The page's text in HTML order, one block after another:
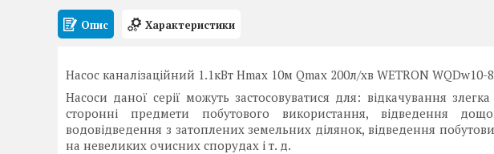
Опис Характеристики
Насос каналізаційний 1.1кВт Hmax 10м Qmax 200л/хв WETRON WQDw10-
Насоси даної серії можуть застосовуватися для: відкачування
сторонні предмети побутового використання, відведення
водовідведення з затоплених земельних ділянок, відведення
на невеликих очисних спорудах і т. д.